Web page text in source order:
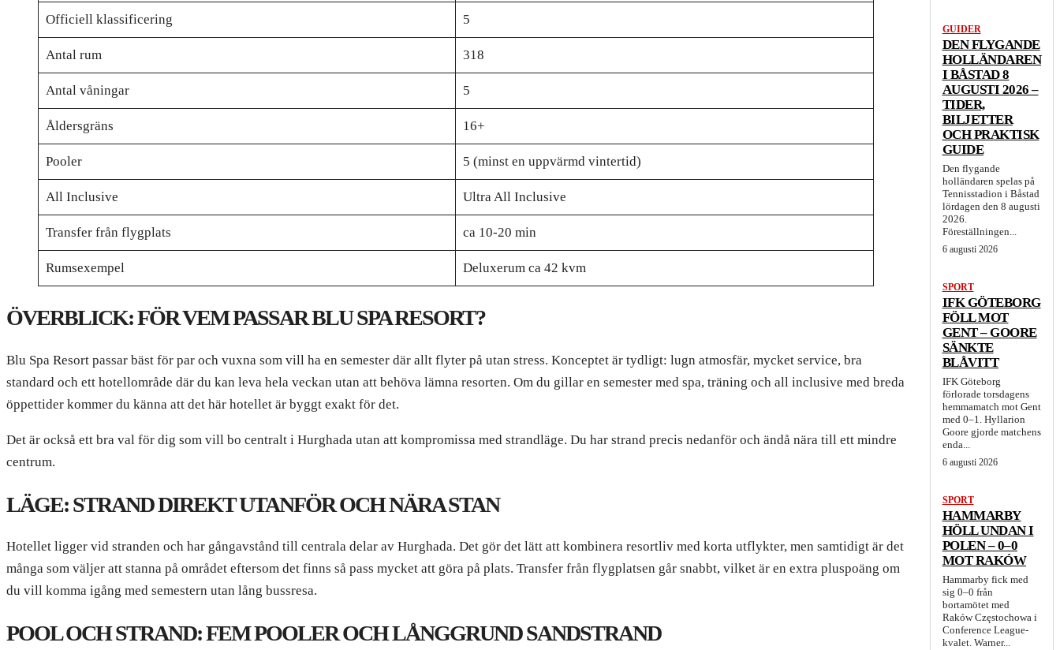
Officiell klassificering 5
Antal rum 318
Antal våningar 5
Åldersgräns 16+
Pooler 5 (minst en uppvärmd vintertid)
All Inclusive Ultra All Inclusive
Transfer från flygplats ca 10-20 min
Rumsexempel Deluxerum ca 42 kvm
ÖVERBLICK: FÖR VEM PASSAR BLU SPA RESORT?
Blu Spa Resort passar bäst för par och vuxna som vill ha en semester där allt flyter på utan stress. Konceptet är tydligt: lugn atmosfär, mycket service, bra
standard och ett hotellområde där du kan leva hela veckan utan att behöva lämna resorten. Om du gillar en semester med spa, träning och all inclusive med breda
öppettider kommer du känna att det här hotellet är byggt exakt för det.
Det är också ett bra val för dig som vill bo centralt i Hurghada utan att kompromissa med strandläge. Du har strand precis nedanför och ändå nära till ett mindre
centrum.
LÄGE: STRAND DIREKT UTANFÖR OCH NÄRA STAN
Hotellet ligger vid stranden och har gångavstånd till centrala delar av Hurghada. Det gör det lätt att kombinera resortliv med korta utflykter, men samtidigt är det
många som väljer att stanna på området eftersom det finns så pass mycket att göra på plats. Transfer från flygplatsen går snabbt, vilket är en extra pluspoäng om
du vill komma igång med semestern utan lång bussresa.
POOL OCH STRAND: FEM POOLER OCH LÅNGGRUND SANDSTRAND
GUIDER
DEN FLYGANDE
HOLLÄNDAREN
I BÅSTAD 8
AUGUSTI 2026 –
TIDER,
BILJETTER
OCH PRAKTISK
GUIDE
Den flygande
holländaren spelas på
Tennisstadion i Båstad
lördagen den 8 augusti
2026.
Föreställningen...
6 augusti 2026
SPORT
IFK GÖTEBORG
FÖLL MOT
GENT – GOORE
SÄNKTE
BLÅVITT
IFK Göteborg
förlorade torsdagens
hemmamatch mot Gent
med 0–1. Hyllarion
Goore gjorde matchens
enda...
6 augusti 2026
SPORT
HAMMARBY
HÖLL UNDAN I
POLEN – 0–0
MOT RAKÓW
Hammarby fick med
sig 0–0 från
bortamötet med
Raków Częstochowa i
Conference League-
kvalet. Warner...